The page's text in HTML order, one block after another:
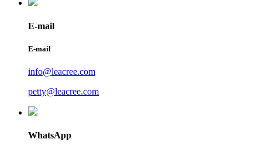
E-mail
E-mail
info@leacree.com
petty@leacree.com
WhatsApp